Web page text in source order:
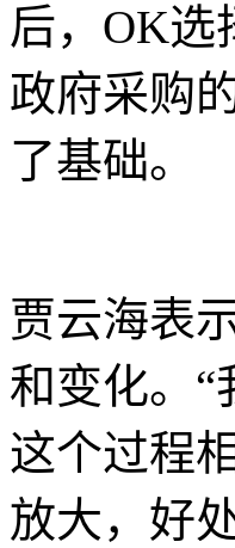
后，OK选
政府采购
了基础。
贾云海表
和变化。
这个过程
放大，好